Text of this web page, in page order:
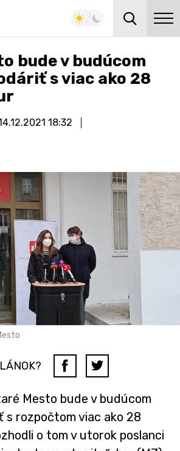
bude v budúcom
s viac ako 28
18:32
Mesto bude v budúcom
s rozpočtom viac ako 28
o tom v utorok poslanci